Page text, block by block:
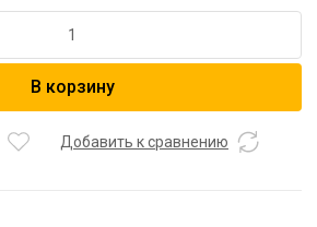
В корзину
Добавить к сравнению